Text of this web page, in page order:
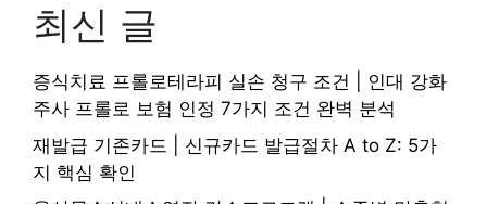
최신 글
증식치료 프롤로테라피 실손 청구 조건 | 인대 강화
주사 프롤로 보험 인정 7가지 조건 완벽 분석
재발급 기존카드 | 신규카드 발급절차 A to Z: 5가
지 핵심 확인